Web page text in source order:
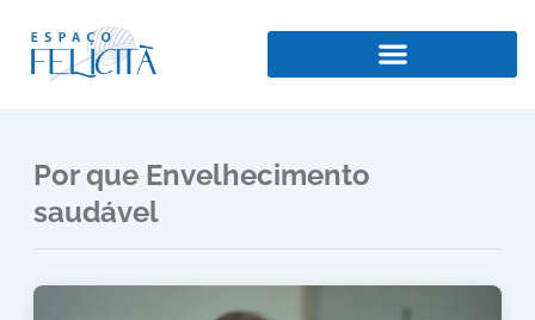
para
Por que Envelhecimento
saudável